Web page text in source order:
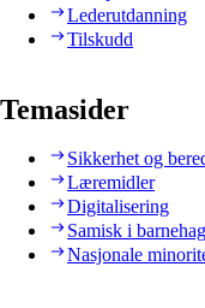
Lederutdanning
Tilskudd
Temasider
Sikkerhet og
Læremidler
Digitalisering
Samisk i
Nasjonale